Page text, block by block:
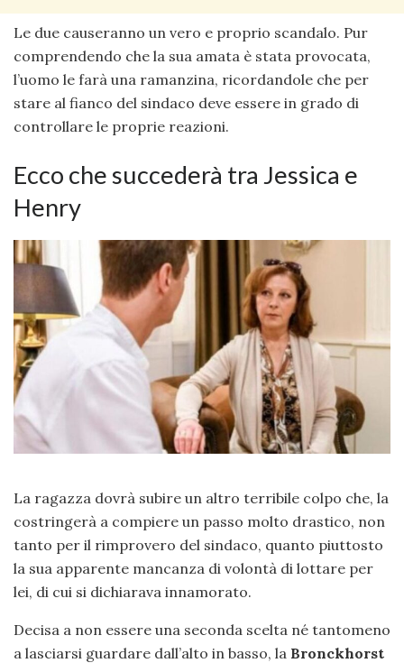
Le due causeranno un vero e proprio scandalo. Pur
comprendendo che la sua amata è stata provocata,
l’uomo le farà una ramanzina, ricordandole che per
stare al fianco del sindaco deve essere in grado di
controllare le proprie reazioni.
Ecco che succederà tra Jessica e
Henry
La ragazza dovrà subire un altro terribile colpo che, la
costringerà a compiere un passo molto drastico, non
tanto per il rimprovero del sindaco, quanto piuttosto
la sua apparente mancanza di volontà di lottare per
lei, di cui si dichiarava innamorato.
Decisa a non essere una seconda scelta né tantomeno
a lasciarsi guardare dall’alto in basso, la Bronckhorst